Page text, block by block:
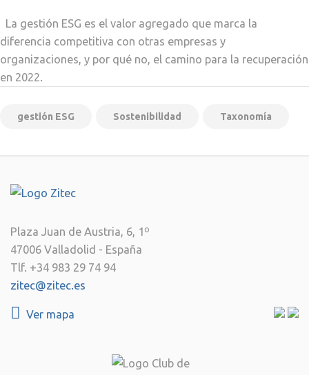
La gestión ESG es el valor agregado que marca la
diferencia competitiva con otras empresas y
organizaciones, y por qué no, el camino para la recuperación
en 2022.
gestión ESG Sostenibilidad Taxonomía
Plaza Juan de Austria, 6, 1º
47006 Valladolid - España
Tlf. +34 983 29 74 94
zitec@zitec.es
Ver mapa